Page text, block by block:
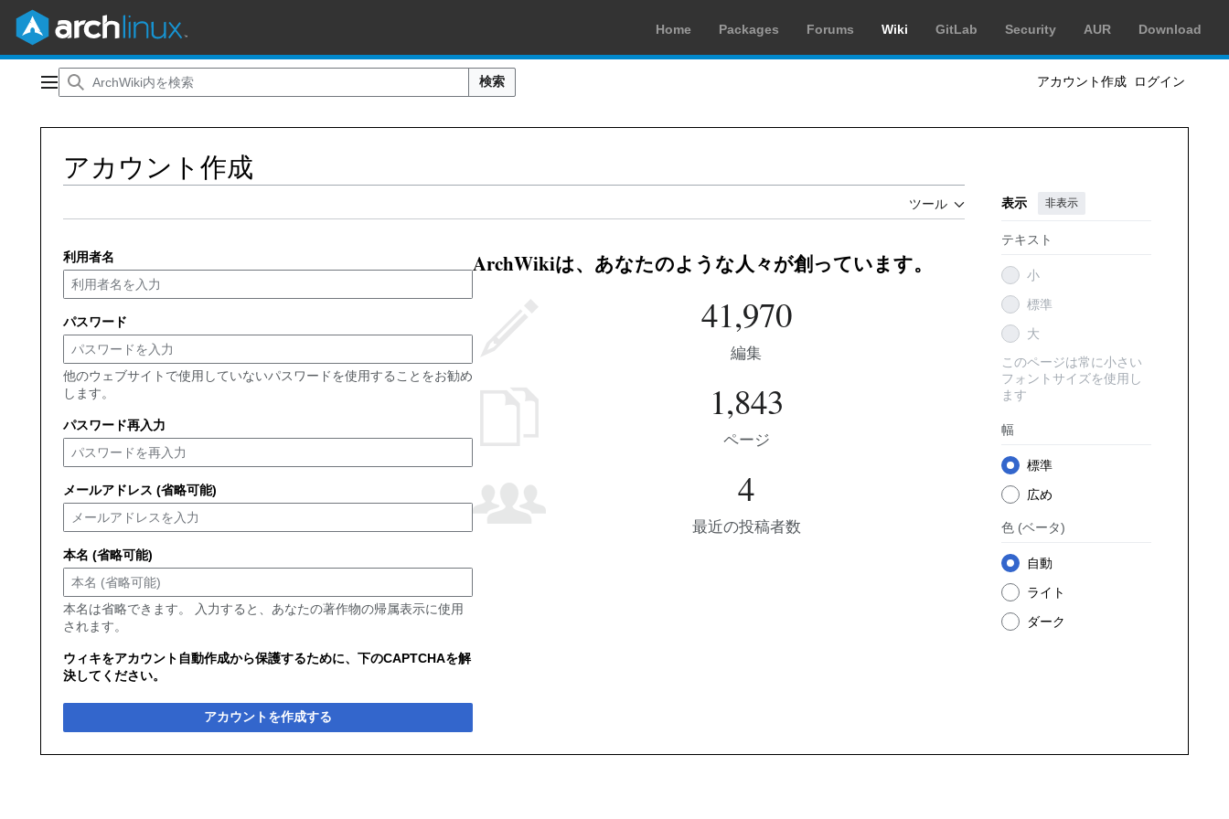
Home Packages Forums Wiki GitLab Security AUR Download
メインメニュー 検索 アカウント作成 ログイン
アカウント作成
ツール 表示 非表示
テキスト
小
標準
大
このページは常に小さい
フォントサイズを使用し
ます
幅
標準
広め
色 (ベータ)
自動
ライト
ダーク
利用者名
パスワード
他のウェブサイトで使用していないパスワードを使用することをお勧め
します。
パスワード再入力
メールアドレス (省略可能)
本名 (省略可能)
本名は省略できます。 入力すると、あなたの著作物の帰属表示に使用
されます。
ウィキをアカウント自動作成から保護するために、下のCAPTCHAを解
決してください。
アカウントを作成する
ArchWikiは、あなたのような人々が創っています。
41,970
編集
1,843
ページ
4
最近の投稿者数